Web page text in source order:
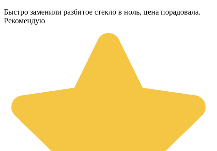
Быстро заменили разбитое стекло в ноль, цена порадовала.
Рекомендую